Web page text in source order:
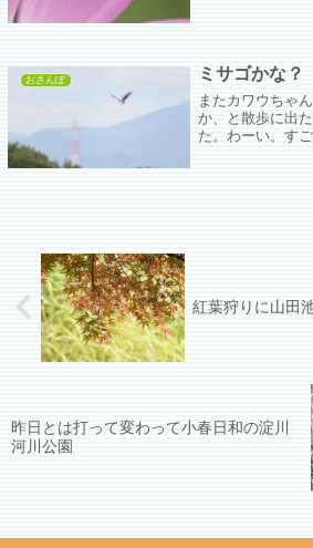
おさんぽ ミサゴかな？
またカワウちゃ
か、と散歩に出
た。わーい。す
紅葉狩りに山田
昨日とは打って変わって小春日和の淀川
河川公園